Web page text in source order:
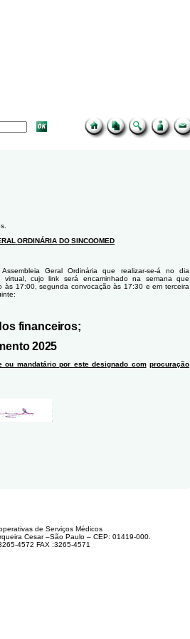
ORDINÁRIA DO SINCOOMED
Geral Ordinária que realizar-se-á no dia
virtual, cujo link será encaminhado na semana
que
às 17:00, segunda convocação às 17:30 e em terceira
financeiros;
2025
ou mandatário por este designado com procuração
de Serviços Médicos
Cesar –São Paulo – CEP: 01419-000.
4572 FAX :3265-4571